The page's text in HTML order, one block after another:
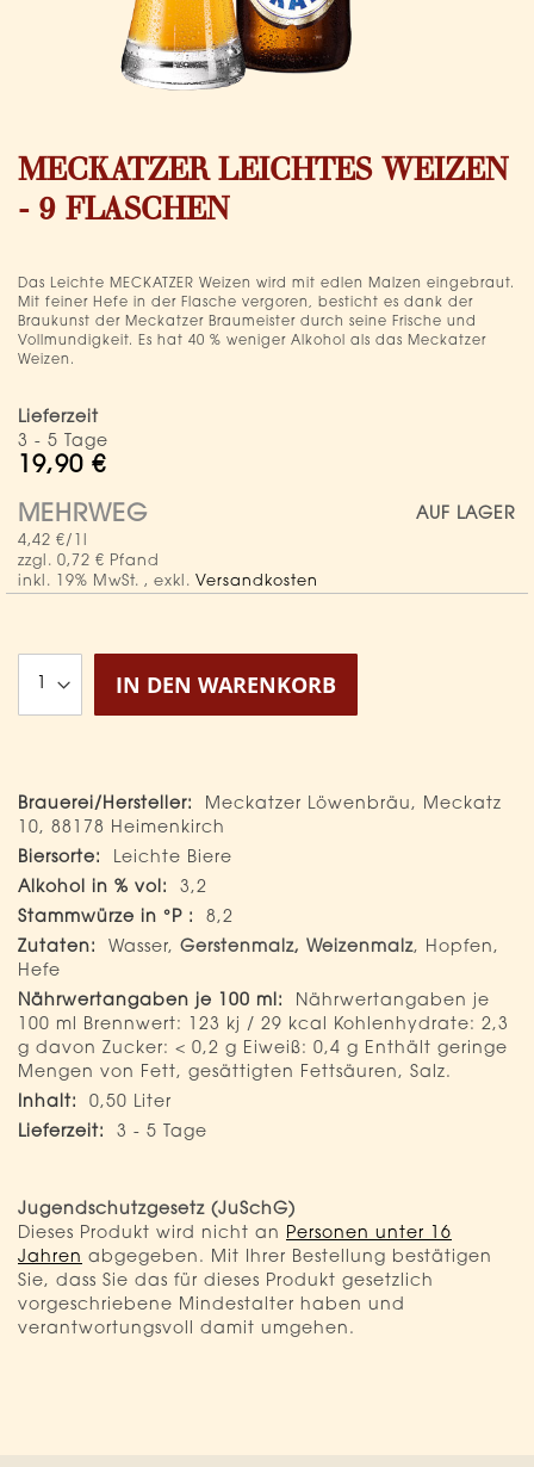
MECKATZER LEICHTES WEIZEN
- 9 FLASCHEN
Lieferzeit
3 - 5 Tage
19,90 €
MEHRWEG
4,42 €/1l
0,72 €
inkl. 19% MwSt. , exkl. Versandkosten
AUF LAGER
IN DEN WARENKORB
Das Leichte MECKATZER Weizen wird mit edlen Malzen eingebraut.
Mit feiner Hefe in der Flasche vergoren, besticht es dank der
Braukunst der Meckatzer Braumeister durch seine Frische und
Vollmundigkeit. Es hat 40 % weniger Alkohol als das Meckatzer
Weizen.
der
Bildergalerie
springen
Mehr
Informationen
Meckatzer Löwenbräu, Meckatz
10, 88178 Heimenkirch
Leichte Biere
3,2
8,2
Wasser, Gerstenmalz, Weizenmalz, Hopfen,
Hefe
Nährwertangaben je
100 ml Brennwert: 123 kj / 29 kcal Kohlenhydrate: 2,3
g davon Zucker: < 0,2 g Eiweiß: 0,4 g Enthält geringe
Mengen von Fett, gesättigten Fettsäuren, Salz.
0,50 Liter
3 - 5 Tage
Jugendschutzgesetz (JuSchG)
Dieses Produkt wird nicht an Personen unter 16
Jahren abgegeben. Mit Ihrer Bestellung bestätigen
Sie, dass Sie das für dieses Produkt gesetzlich
vorgeschriebene Mindestalter haben und
verantwortungsvoll damit umgehen.